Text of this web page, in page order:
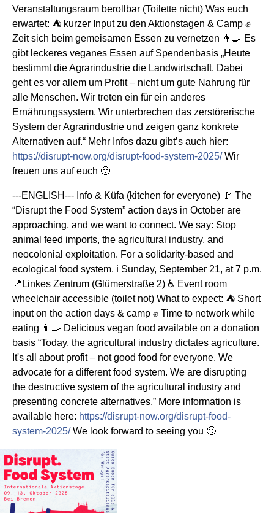
Veranstaltungsraum berollbar (Toilette nicht) Was euch
erwartet: ⛺ kurzer Input zu den Aktionstagen & Camp ✊
Zeit sich beim gemeisamen Essen zu vernetzen 👨‍🍳 Es
gibt leckeres veganes Essen auf Spendenbasis „Heute
bestimmt die Agrarindustrie die Landwirtschaft. Dabei
geht es vor allem um Profit – nicht um gute Nahrung für
alle Menschen. Wir treten ein für ein anderes
Ernährungssystem. Wir unterbrechen das zerstörerische
System der Agrarindustrie und zeigen ganz konkrete
Alternativen auf.“ Mehr Infos dazu gibt’s auch hier:
https://disrupt-now.org/disrupt-food-system-2025/Wir
freuen uns auf euch 🙂
---ENGLISH--- Info & Küfa (kitchen for everyone) 🚩 The
“Disrupt the Food System” action days in October are
approaching, and we want to connect. We say: Stop
animal feed imports, the agricultural industry, and
neocolonial exploitation. For a solidarity-based and
ecological food system. ℹ️ Sunday, September 21, at 7 p.m.
📍Linkes Zentrum (Glümerstraße 2) ♿ Event room
wheelchair accessible (toilet not) What to expect: ⛺ Short
input on the action days & camp ✊ Time to network while
eating 👨‍🍳 Delicious vegan food available on a donation
basis “Today, the agricultural industry dictates agriculture.
It's all about profit – not good food for everyone. We
advocate for a different food system. We are disrupting
the destructive system of the agricultural industry and
presenting concrete alternatives.” More information is
available here: https://disrupt-now.org/disrupt-food-
system-2025/We look forward to seeing you 🙂